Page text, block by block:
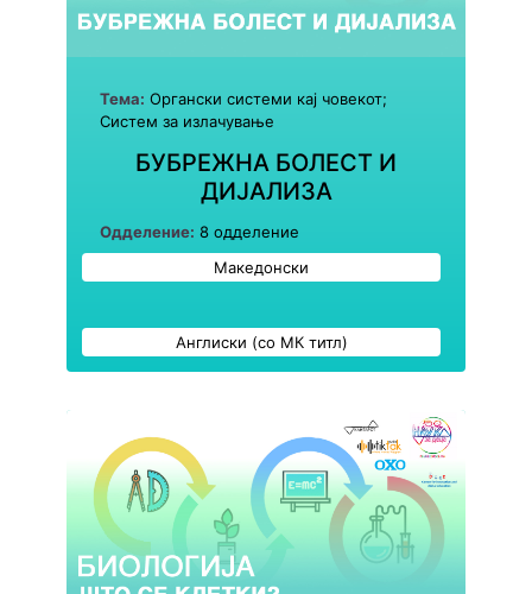
Тема: Органски системи кај човекот;
Систем за излачување
БУБРЕЖНА БОЛЕСТ И
ДИЈАЛИЗА
Одделение: 8 одделение
Англиски (со МК титл)
Македонски